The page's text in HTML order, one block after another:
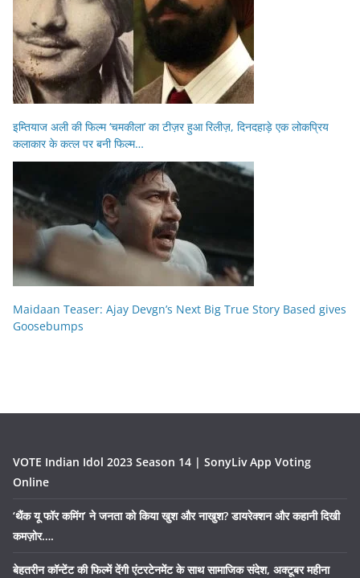
इम्तियाज अली की फिल्म ‘चमकीला’ का टीज़र हुआ रिलीज़, दिनदहाड़े एक लोकप्रिय
कलाकार के कत्ल पर बनी फिल्म…
Maidaan Teaser: Ajay Devgn’s Next Big True Story Based gives
Goosebumps
VOTE Indian Idol 2023 Season 14 | SonyLiv App Voting
Online
‘थैंक यू फॉर कमिंग’ ने जनता को किया खुश और नाखुश? डायरेक्शन और कहानी दिखी
कमज़ोर….
बेहतरीन कॉन्टेंट की फिल्में देंगी एंटरटेनमेंट के साथ सामाजिक संदेश, अक्टूबर महीना